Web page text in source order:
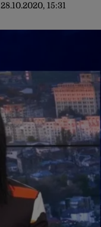
28.10.2020, 15:31